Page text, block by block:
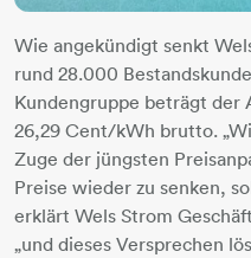
Wie angekündigt senkt
rund 28.000
Kundengruppe beträgt der
26,29 Cent/kWh brutto.
Zuge der jüngsten
Preise wieder zu senken,
erklärt Wels Strom
„und dieses Versprechen